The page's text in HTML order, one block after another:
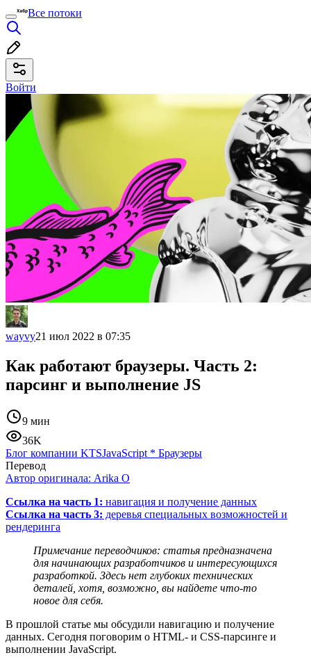
Все потоки
Войти
wayvy21 июл 2022 в 07:35
Как работают браузеры. Часть 2:
парсинг и выполнение JS
9 мин
36K
Блог компании KTSJavaScript * Браузеры
Перевод
Автор оригинала: Arika O
Ссылка на часть 1: навигация и получение данных
Ссылка на часть 3: деревья специальных возможностей и
рендеринга
Примечание переводчиков: статья предназначена
для начинающих разработчиков и интересующихся
разработкой. Здесь нет глубоких технических
деталей, хотя, возможно, вы найдете что-то
новое для себя.
В прошлой статье мы обсудили навигацию и получение
данных. Сегодня поговорим о HTML- и CSS-парсинге и
выполнении JavaScript.